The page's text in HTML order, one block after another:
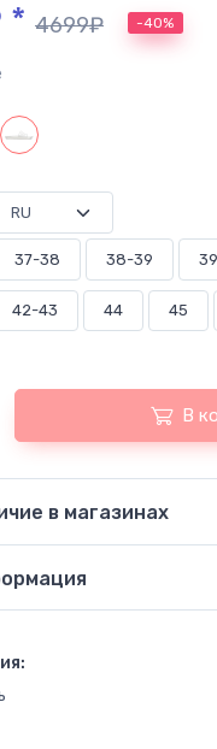
* 4699₽ -40%
37-38 38-39
42-43 44 45
В
в магазинах